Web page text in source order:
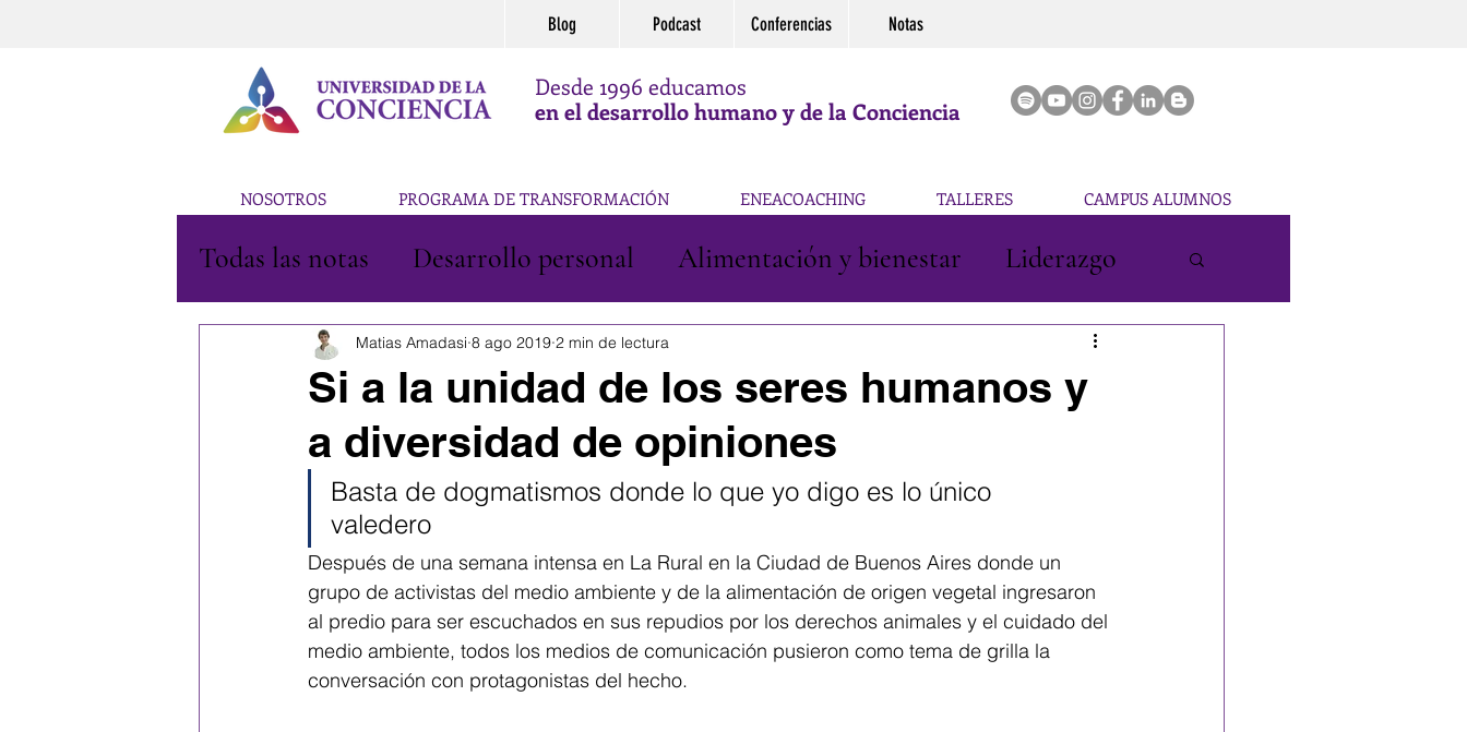
Blog Podcast Conferencias Notas
Desde 1996 educamos
en el desarrollo humano y de la Conciencia
NOSOTROS PROGRAMA DE TRANSFORMACIÓN ENEACOACHING TALLERES CAMPUS ALUMNOS
Todas las notas Desarrollo personal Alimentación y bienestar Liderazgo
Educación Arte Reflexiones
Si a la unidad de los seres humanos y
a diversidad de opiniones
Matias Amadasi 8 ago 2019 2 min de lectura
Basta de dogmatismos donde lo que yo digo es lo único
valedero
Después de una semana intensa en La Rural en la Ciudad de Buenos Aires donde un
grupo de activistas del medio ambiente y de la alimentación de origen vegetal ingresaron
al predio para ser escuchados en sus repudios por los derechos animales y el cuidado del
medio ambiente, todos los medios de comunicación pusieron como tema de grilla la
conversación con protagonistas del hecho.